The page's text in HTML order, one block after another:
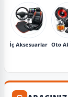
İç Aksesuarlar Oto